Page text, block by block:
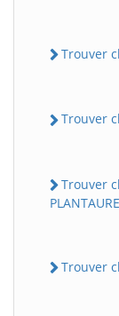
Trouver
Trouver
Trouver
Trouver